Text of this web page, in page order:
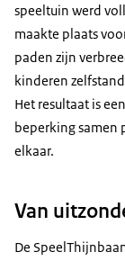
speeltuin werd
maakte plaats
paden zijn
kinderen
Het resultaat is
beperking samen
elkaar.
Van
De